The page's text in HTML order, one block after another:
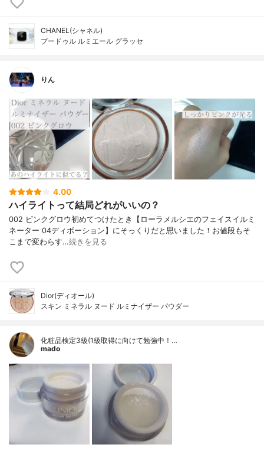
CHANEL(シャネル)
プードゥル ルミエール グラッセ
りん
4.00
ハイライトって結局どれがいいの？
002 ピンクグロウ初めてつけたとき【ローラメルシエのフェイスイルミ
ネーター 04ディボーション】にそっくりだと思いました！お値段もそ
こまで変わらす…続きを見る
Dior(ディオール)
スキン ミネラル ヌード ルミナイザー パウダー
化粧品検定3級(1級取得に向けて勉強中！…
mado